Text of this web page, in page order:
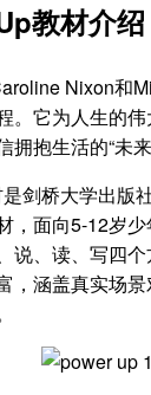
教材介绍
Nixon和
。它为人生的
抱生活的“未来
剑桥大学出版
，面向5-12岁
说、读、写四
，涵盖真实场